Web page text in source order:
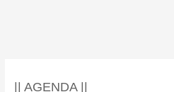
|| AGENDA ||